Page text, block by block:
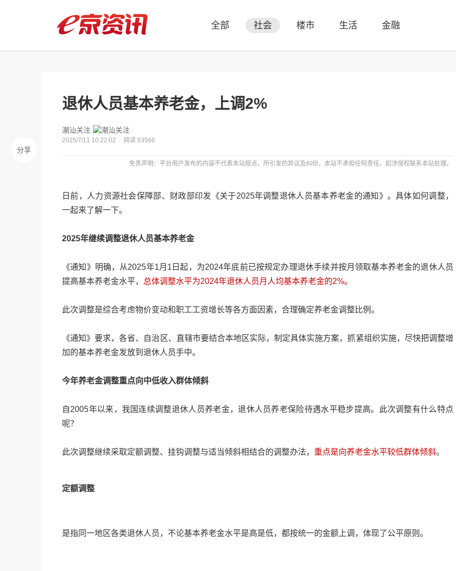
全部 社会 楼市 生活 金融
退休人员基本养老金，上调2%
潮汕关注
2025/7/11 10:22:02 阅读 53566
免责声明：平台用户发布的内容不代表本站观点，所引发的异议及纠纷，本站不承担任何责任。如涉侵权联系本站处理。
日前，人力资源社会保障部、财政部印发《关于2025年调整退休人员基本养老金的通知》。具体如何调整，
一起来了解一下。
2025年继续调整退休人员基本养老金
《通知》明确，从2025年1月1日起，为2024年底前已按规定办理退休手续并按月领取基本养老金的退休人员
提高基本养老金水平， 总体调整水平为2024年退休人员月人均基本养老金的2%。
此次调整是综合考虑物价变动和职工工资增长等各方面因素，合理确定养老金调整比例。
《通知》要求，各省、自治区、直辖市要结合本地区实际，制定具体实施方案，抓紧组织实施，尽快把调整增
加的基本养老金发放到退休人员手中。
今年养老金调整重点向中低收入群体倾斜
自2005年以来，我国连续调整退休人员养老金，退休人员养老保险待遇水平稳步提高。此次调整有什么特点
呢？
此次调整继续采取定额调整、挂钩调整与适当倾斜相结合的调整办法， 重点是向养老金水平较低群体倾斜。
定额调整
是指同一地区各类退休人员，不论基本养老金水平是高是低，都按统一的金额上调，体现了公平原则。
分享